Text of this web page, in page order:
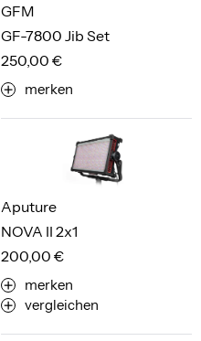
GF-7800 Jib Set
GFM
250,00 €
merken
NOVA II 2x1
Aputure
200,00 €
merken
vergleichen